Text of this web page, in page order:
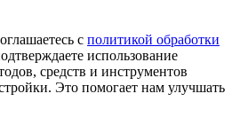
с политикой обработки
использование
средств и инструментов
Это помогает нам улучшать